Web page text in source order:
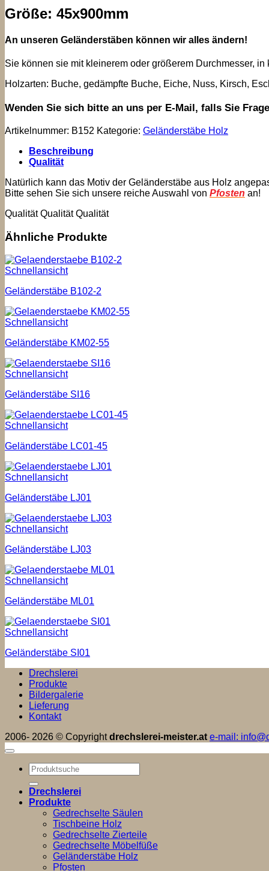
Größe: 45x900mm
An unseren Geländerstäben können wir alles ändern!
Sie können sie mit kleinerem oder größerem Durchmesser,
Holzarten: Buche, gedämpfte Buche, Eiche, Nuss, Kirsch,
Wenden Sie sich bitte an uns per E-Mail, falls Sie
Artikelnummer: B152 Kategorie: Geländerstäbe Holz
Beschreibung
Qualität
Natürlich kann das Motiv der Geländerstäbe aus Holz
Bitte sehen Sie sich unsere reiche Auswahl von Pfosten an!
Qualität Qualität Qualität
Ähnliche Produkte
Schnellansicht
Geländerstäbe B102-2
Schnellansicht
Geländerstäbe KM02-55
Schnellansicht
Geländerstäbe SI16
Schnellansicht
Geländerstäbe LC01-45
Schnellansicht
Geländerstäbe LJ01
Schnellansicht
Geländerstäbe LJ03
Schnellansicht
Geländerstäbe ML01
Schnellansicht
Geländerstäbe SI01
Drechslerei
Produkte
Bildergalerie
Lieferung
Kontakt
2006- 2026 © Copyrightdrechslerei-meister.at e-mail:
Suchen
nach:
Drechslerei
Produkte
Gedrechselte Säulen
Tischbeine Holz
Gedrechselte Zierteile
Gedrechselte Möbelfüße
Geländerstäbe Holz
Pfosten